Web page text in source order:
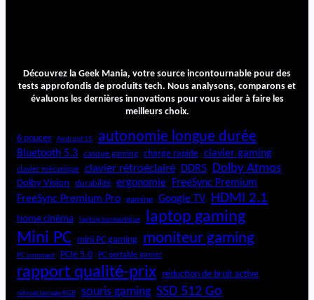
Découvrez la Geek Mania, votre source incontournable pour des
tests approfondis de produits tech. Nous analysons, comparons et
évaluons les dernières innovations pour vous aider à faire les
meilleurs choix.
6 pouces Android 15 autonomie longue durée
Bluetooth 5.3 casque gaming charge rapide clavier gaming
clavier mécanique clavier rétroéclairé DDR5 Dolby Atmos
Dolby Vision durabilité ergonomie
FreeSync Premium
FreeSync Premium Pro
gaming Google TV HDMI 2.1
home cinéma laptop bureautique laptop gaming
Mini PC mini PC gaming moniteur gaming
PC compact PCIe 5.0 PC portable gamer
rapport qualité-prix réduction de bruit active
rétroéclairage RGB souris gaming SSD 512 Go